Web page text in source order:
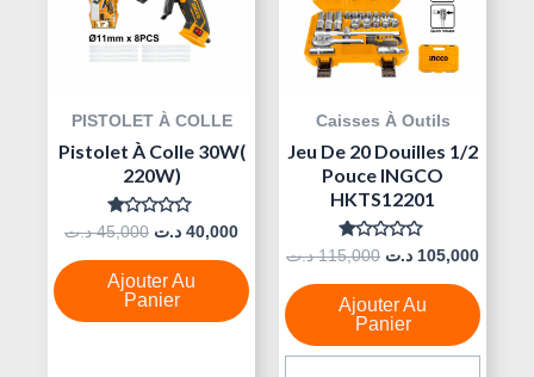
PISTOLET À COLLE
Pistolet À Colle 30W(
220W)
Note
Sur
5
45,000 د.ت 40,000 د.ت
Ajouter Au
Panier
Caisses À Outils
Jeu De 20 Douilles 1/2
Pouce INGCO
HKTS12201
Note
Sur
5
115,000 د.ت 105,000 د.ت
Ajouter Au
Panier